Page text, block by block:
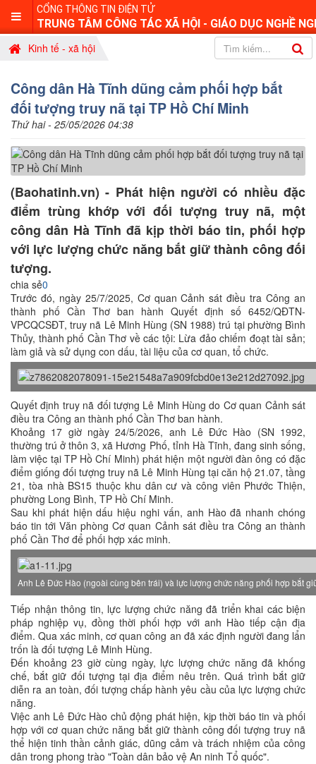
CỔNG THÔNG TIN ĐIỆN TỬ
TRUNG TÂM CÔNG TÁC XÃ HỘI - GIÁO DỤC NGHỀ
Kinh tế - xã hội
Công dân Hà Tĩnh dũng cảm phối hợp bắt
đối tượng truy nã tại TP Hồ Chí Minh
Thứ hai - 25/05/2026 04:38
(Baohatinh.vn) - Phát hiện người có nhiều đặc
điểm trùng khớp với đối tượng truy nã, một
công dân Hà Tĩnh đã kịp thời báo tin, phối hợp
với lực lượng chức năng bắt giữ thành công đối
tượng.
chia sẻ0
Trước đó, ngày 25/7/2025, Cơ quan Cảnh sát điều tra Công an
thành phố Cần Thơ ban hành Quyết định số 6452/QĐTN-
VPCQCSĐT, truy nã Lê Minh Hùng (SN 1988) trú tại phường Bình
Thủy, thành phố Cần Thơ về các tội: Lừa đảo chiếm đoạt tài sản;
làm giả và sử dụng con dấu, tài liệu của cơ quan, tổ chức.
Quyết định truy nã đối tượng Lê Minh Hùng do Cơ quan Cảnh sát
điều tra Công an thành phố Cần Thơ ban hành.
Khoảng 17 giờ ngày 24/5/2026, anh Lê Đức Hào (SN 1992,
thường trú ở thôn 3, xã Hương Phố, tỉnh Hà Tĩnh, đang sinh sống,
làm việc tại TP Hồ Chí Minh) phát hiện một người đàn ông có đặc
điểm giống đối tượng truy nã Lê Minh Hùng tại căn hộ 21.07, tầng
21, tòa nhà BS15 thuộc khu dân cư và công viên Phước Thiện,
phường Long Bình, TP Hồ Chí Minh.
Sau khi phát hiện dấu hiệu nghi vấn, anh Hào đã nhanh chóng
báo tin tới Văn phòng Cơ quan Cảnh sát điều tra Công an thành
phố Cần Thơ để phối hợp xác minh.
Anh Lê Đức Hào (ngoài cùng bên trái) và lực lượng chức năng phối hợp bắt
Tiếp nhận thông tin, lực lượng chức năng đã triển khai các biện
pháp nghiệp vụ, đồng thời phối hợp với anh Hào tiếp cận địa
điểm. Qua xác minh, cơ quan công an đã xác định người đang lẩn
trốn là đối tượng Lê Minh Hùng.
Đến khoảng 23 giờ cùng ngày, lực lượng chức năng đã khống
chế, bắt giữ đối tượng tại địa điểm nêu trên. Quá trình bắt giữ
diễn ra an toàn, đối tượng chấp hành yêu cầu của lực lượng chức
năng.
Việc anh Lê Đức Hào chủ động phát hiện, kịp thời báo tin và phối
hợp với cơ quan chức năng bắt giữ thành công đối tượng truy nã
thể hiện tinh thần cảnh giác, dũng cảm và trách nhiệm của công
dân trong phong trào "Toàn dân bảo vệ An ninh Tổ quốc".